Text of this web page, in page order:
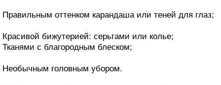
Правильным оттенком карандаша или теней для глаз;
Красивой бижутерией: серьгами или колье;
Тканями с благородным блеском;
Необычным головным убором.